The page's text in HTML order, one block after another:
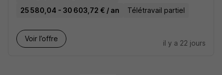
25 580,04 - 30 603,72 € / an
Télétravail partiel
Voir l’offre
il y a 22 jours